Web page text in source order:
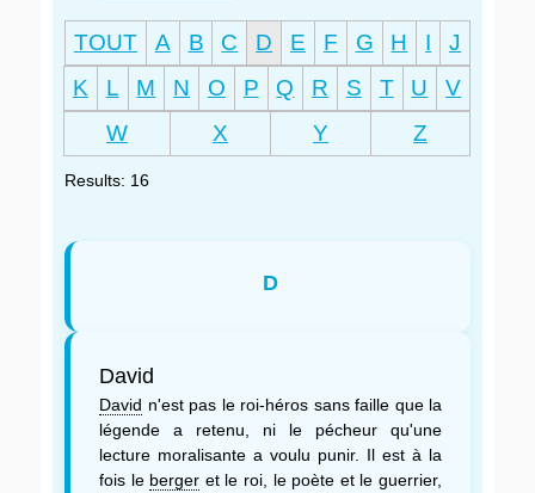
TOUT A B C D E F G H I
J
K
L M N O P Q R S T U
V
W
X Y Z
Results: 16
D
David
David n'est pas le roi-héros sans faille que la
légende a retenu, ni le pécheur qu'une
lecture moralisante a voulu punir. Il est à la
fois le berger et le roi, le poète et le guerrier,